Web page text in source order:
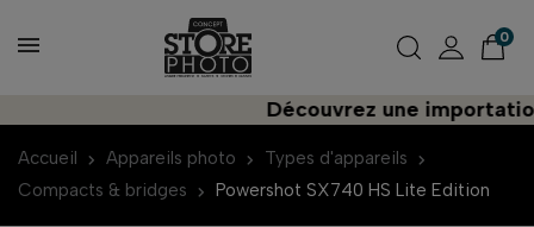
0
Découvrez une importation
Accueil Appareils photo
Types d'appareils
Compacts & bridges
Powershot SX740 HS Lite Edition